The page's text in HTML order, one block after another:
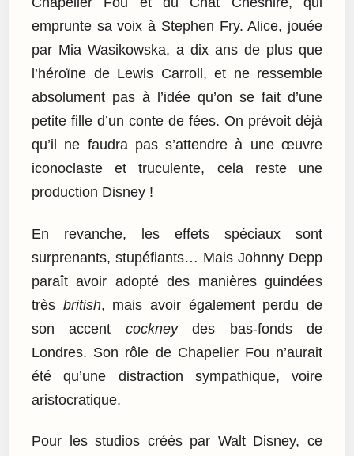
emprunte sa voix à Stephen Fry. Alice, jouée
par Mia Wasikowska, a dix ans de plus que
l’héroïne de Lewis Carroll, et ne ressemble
absolument pas à l’idée qu’on se fait d’une
petite fille d’un conte de fées. On prévoit déjà
qu’il ne faudra pas s’attendre à une œuvre
iconoclaste et truculente, cela reste une
production Disney !
En revanche, les effets spéciaux sont
surprenants, stupéfiants… Mais Johnny Depp
paraît avoir adopté des manières guindées
très british, mais avoir également perdu de
son accent cockneydes bas-fonds de
Londres. Son rôle de Chapelier Fou n’aurait
été qu’une distraction sympathique, voire
aristocratique.
Pour les studios créés par Walt Disney, ce